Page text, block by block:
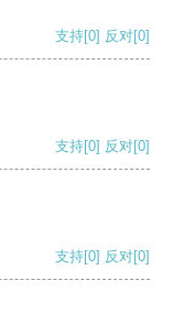
支持[0] 反对[0]
支持[0] 反对[0]
支持[0] 反对[0]